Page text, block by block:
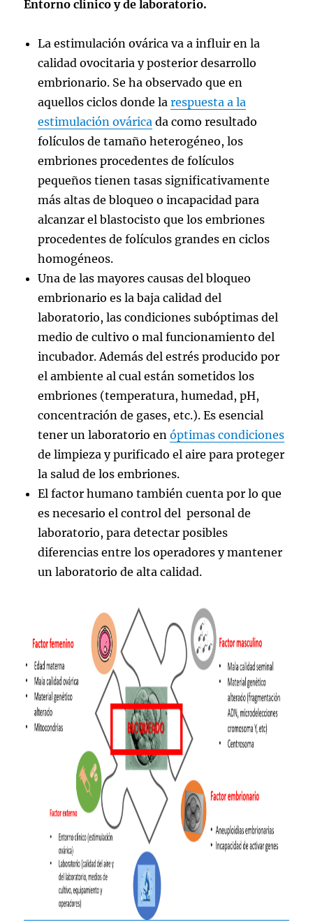
Entorno clínico y de laboratorio.
La estimulación ovárica va a influir en la
calidad ovocitaria y posterior desarrollo
embrionario. Se ha observado que en
aquellos ciclos donde larespuesta a la
estimulación ovárica da como resultado
folículos de tamaño heterogéneo, los
embriones procedentes de folículos
pequeños tienen tasas significativamente
más altas de bloqueo o incapacidad para
alcanzar el blastocisto que los embriones
procedentes de folículos grandes en ciclos
homogéneos.
Una de las mayores causas del bloqueo
embrionario es la baja calidad del
laboratorio, las condiciones subóptimas del
medio de cultivo o mal funcionamiento del
incubador. Además del estrés producido por
el ambiente al cual están sometidos los
embriones (temperatura, humedad, pH,
concentración de gases, etc.). Es esencial
tener un laboratorio enóptimas condiciones
de limpieza y purificado el aire para proteger
la salud de los embriones.
El factor humano también cuenta por lo que
es necesario el control del personal de
laboratorio, para detectar posibles
diferencias entre los operadores y mantener
un laboratorio de alta calidad.